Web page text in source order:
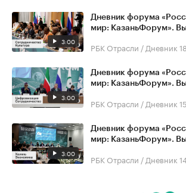
3:00
Дневник форума
мир: КазаньФорум».
РБК Отрасли / Дневник
3:00
Дневник форума
мир: КазаньФорум».
РБК Отрасли / Дневник
3:00
Дневник форума
мир: КазаньФорум».
РБК Отрасли / Дневник